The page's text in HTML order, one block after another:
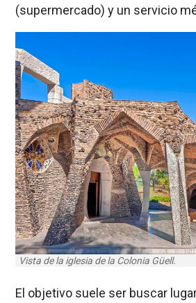
(supermercado) y un servicio
Vista de la iglesia de la Colonia Güell.
El objetivo suele ser buscar